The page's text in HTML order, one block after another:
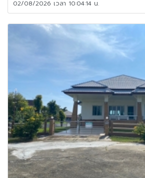
02/08/2026 เวลา 10:04:14 น.